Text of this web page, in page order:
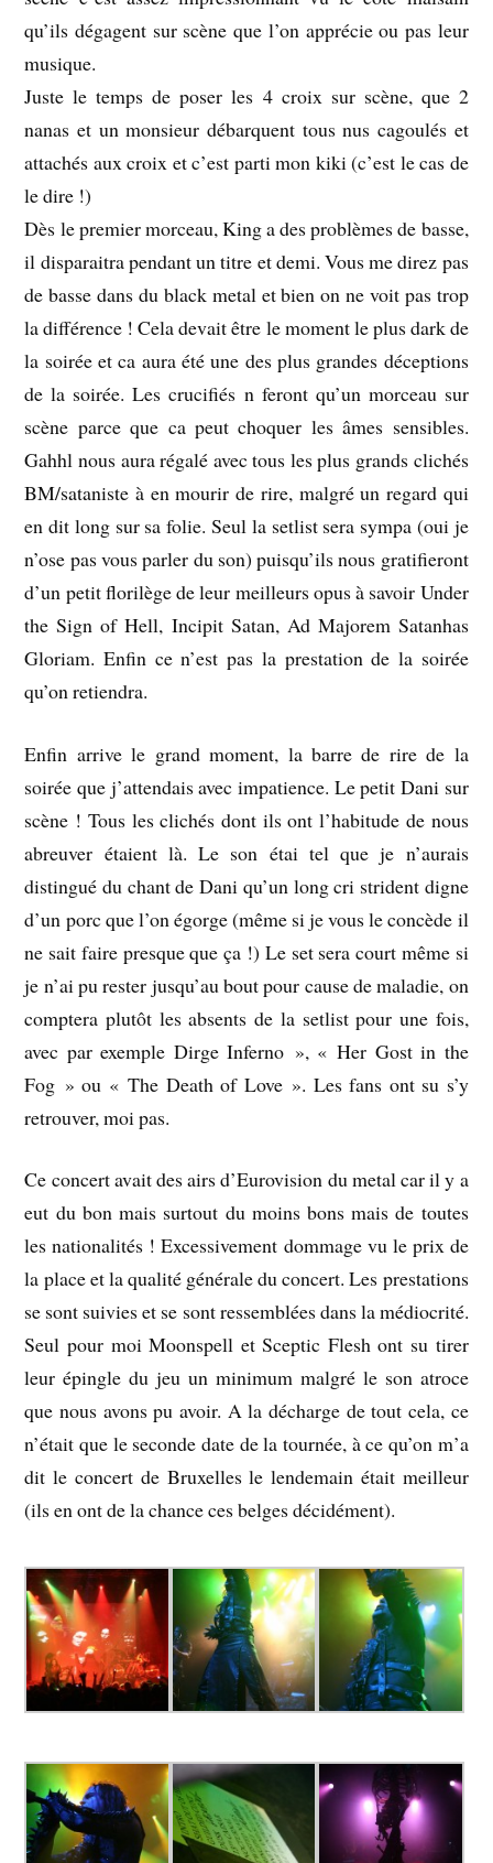
qu’ils dégagent sur scène que l’on apprécie ou pas leur
musique.
Juste le temps de poser les 4 croix sur scène, que 2
nanas et un monsieur débarquent tous nus cagoulés et
attachés aux croix et c’est parti mon kiki (c’est le cas de
le dire !)
Dès le premier morceau, King a des problèmes de basse,
il disparaitra pendant un titre et demi. Vous me direz pas
de basse dans du black metal et bien on ne voit pas trop
la différence ! Cela devait être le moment le plus dark de
la soirée et ca aura été une des plus grandes déceptions
de la soirée. Les crucifiés n feront qu’un morceau sur
scène parce que ca peut choquer les âmes sensibles.
Gahhl nous aura régalé avec tous les plus grands clichés
BM/sataniste à en mourir de rire, malgré un regard qui
en dit long sur sa folie. Seul la setlist sera sympa (oui je
n’ose pas vous parler du son) puisqu’ils nous gratifieront
d’un petit florilège de leur meilleurs opus à savoir Under
the Sign of Hell, Incipit Satan, Ad Majorem Satanhas
Gloriam. Enfin ce n’est pas la prestation de la soirée
qu’on retiendra.
Enfin arrive le grand moment, la barre de rire de la
soirée que j’attendais avec impatience. Le petit Dani sur
scène ! Tous les clichés dont ils ont l’habitude de nous
abreuver étaient là. Le son étai tel que je n’aurais
distingué du chant de Dani qu’un long cri strident digne
d’un porc que l’on égorge (même si je vous le concède il
ne sait faire presque que ça !) Le set sera court même si
je n’ai pu rester jusqu’au bout pour cause de maladie, on
comptera plutôt les absents de la setlist pour une fois,
avec par exemple Dirge Inferno », « Her Gost in the
Fog » ou « The Death of Love ». Les fans ont su s’y
retrouver, moi pas.
Ce concert avait des airs d’Eurovision du metal car il y a
eut du bon mais surtout du moins bons mais de toutes
les nationalités ! Excessivement dommage vu le prix de
la place et la qualité générale du concert. Les prestations
se sont suivies et se sont ressemblées dans la médiocrité.
Seul pour moi Moonspell et Sceptic Flesh ont su tirer
leur épingle du jeu un minimum malgré le son atroce
que nous avons pu avoir. A la décharge de tout cela, ce
n’était que le seconde date de la tournée, à ce qu’on m’a
dit le concert de Bruxelles le lendemain était meilleur
(ils en ont de la chance ces belges décidément).